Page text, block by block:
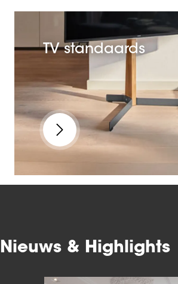
TV standaards
Nieuws & Highlights